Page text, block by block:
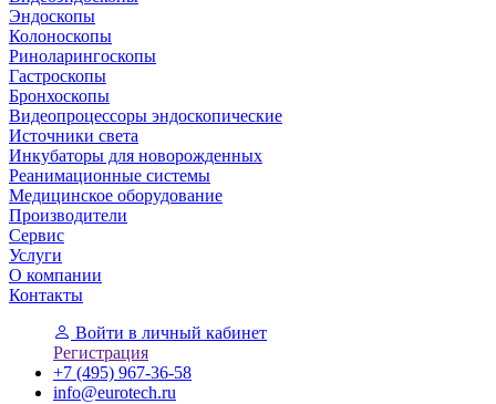
Эндоскопы
Колоноскопы
Риноларингоскопы
Гастроскопы
Бронхоскопы
Видеопроцессоры эндоскопические
Источники света
Инкубаторы для новорожденных
Реанимационные системы
Медицинское оборудование
Производители
Сервис
Услуги
О компании
Контакты
Войти в личный кабинет
Регистрация
+7 (495) 967-36-58
info@eurotech.ru